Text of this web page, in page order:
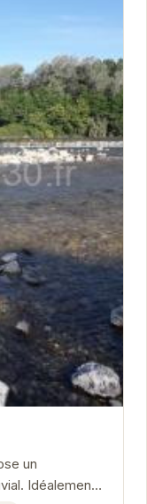
un
Idéalement